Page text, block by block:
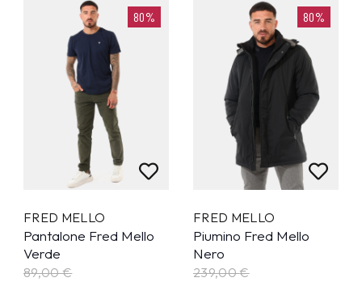
80%
FRED MELLO
Pantalone Fred Mello
Verde
89,00€
80%
FRED MELLO
Piumino Fred Mello
Nero
239,00€